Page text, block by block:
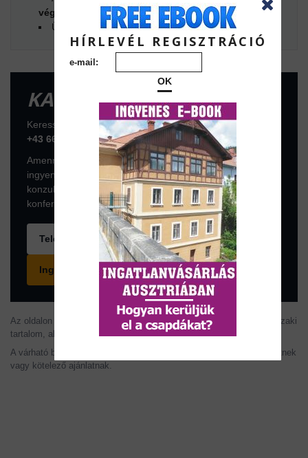
HÍRLEVÉL REGISZTRÁCIÓ
e-mail:
OK
végfelhasználói árból + ÁFA + költségek
Ügyintézési díj:1% + ÁFA
KAPCSOLATFELVÉTEL
Keressen telefonon vagy foglaljon konzultációs időpontot:
+43 664 7376 1399
Amennyiben az ingatlan komolyan érdekli, foglaljon
ingyenes konzultációs időpontot a következő linken. A
konzultáció online, az ingyenes ZOOM
konferenciaszoftveren történik.
Telefonhívás
Ingyenes konzultáció foglalása
Az oldalon szereplő információk tájékoztató jellegűek. Az árak, műszaki
tartalom, alaprajzok, méretek és ütemezések változhatnak.
A várható bérleti díj és hozam becslés, nem minősül garantált ígéretnek
vagy kötelező ajánlatnak.